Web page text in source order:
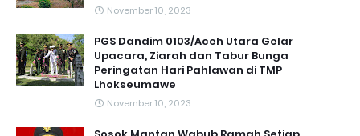
November 10, 2023
PGS Dandim 0103/Aceh Utara Gelar
Upacara, Ziarah dan Tabur Bunga
Peringatan Hari Pahlawan di TMP
Lhokseumawe
November 10, 2023